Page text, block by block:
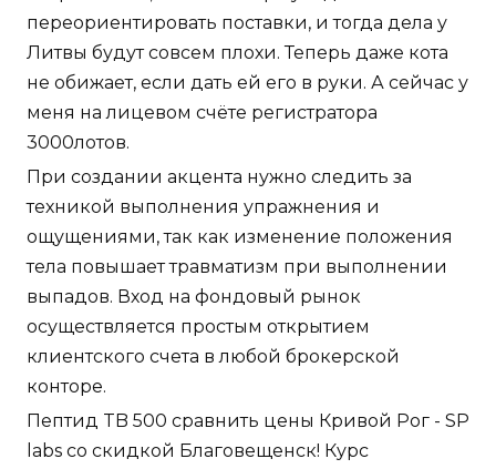
переориентировать поставки, и тогда дела у
Литвы будут совсем плохи. Теперь даже кота
не обижает, если дать ей его в руки. А сейчас у
меня на лицевом счёте регистратора
3000лотов.
При создании акцента нужно следить за
техникой выполнения упражнения и
ощущениями, так как изменение положения
тела повышает травматизм при выполнении
выпадов. Вход на фондовый рынок
осуществляется простым открытием
клиентского счета в любой брокерской
конторе.
Пептид TB 500 сравнить цены Кривой Рог - SP
labs со скидкой Благовещенск! Курс